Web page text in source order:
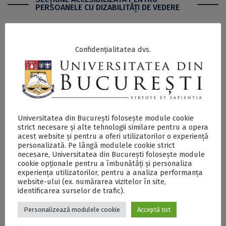
PERSOANELE CU DIZABILITĂŢI DE VEDERE
participe la CIVIS Panathlon 2022, organizat în cadrul
evenimentului Global CIVIS Days, desfășurat la Atena
- DOCX
Conferința “Bridging
present and future
Comunitatea
academică a UB,
Confidențialitatea dvs.
Universitatea din București folosește module cookie
strict necesare și alte tehnologii similare pentru a opera
acest website și pentru a oferi utilizatorilor o experiență
personalizată. Pe lângă modulele cookie strict
necesare, Universitatea din București folosește module
cookie opționale pentru a îmbunătăți și personaliza
experiența utilizatorilor, pentru a analiza performanța
website-ului (ex. numărarea vizitelor în site,
identificarea surselor de trafic).
Personalizează modulele cookie Acceptă tot